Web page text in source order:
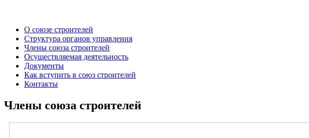
О союзе строителей
Структура органов управления
Члены союза строителей
Осуществляемая деятельность
Документы
Как вступить в союз строителей
Контакты
Члены союза строителей